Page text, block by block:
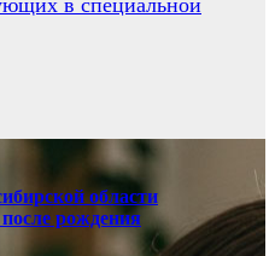
в специальной
области
рождения